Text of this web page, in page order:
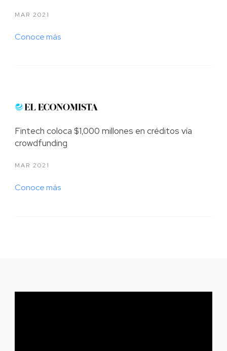
MAR 2021
Conoce más
Fintech coloca $1,000 millones en créditos vía
crowdfunding
MAR 2021
Conoce más